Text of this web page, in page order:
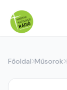
Főoldal Műsorok